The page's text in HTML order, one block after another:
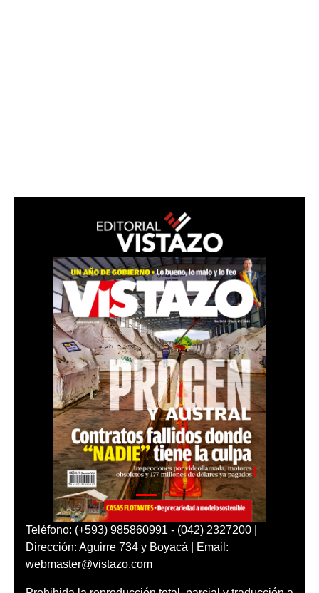
Teléfono: (+593) 985860991 - (042) 2327200 |
Dirección: Aguirre 734 y Boyacá | Email:
webmaster@vistazo.com